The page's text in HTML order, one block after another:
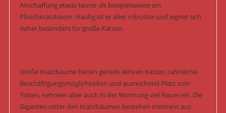
Anschaffung etwas teurer als beispielsweise ein
Plüschkratzbaum. Häufig ist er aber robuster und eignet sich
daher besonders für große Katzen.
Große Kratzbäume bieten gerade aktiven Katzen zahlreiche
Beschäftigungsmöglichkeiten und ausreichend Platz zum
Toben, nehmen aber auch in der Wohnung viel Raum ein. Die
Giganten unter den Kratzbäumen bestehen meistens aus